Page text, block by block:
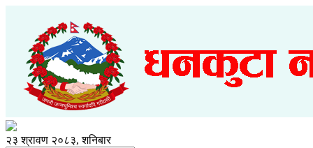
२३ श्रावण २०८३, शनिबार